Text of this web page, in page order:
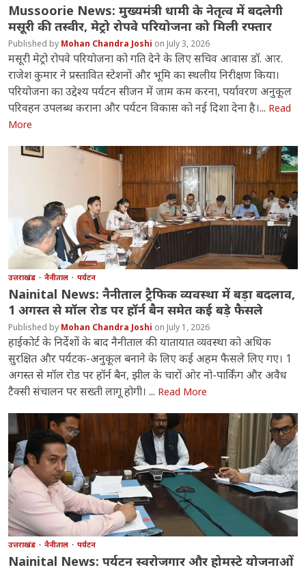
Mussoorie News: मुख्यमंत्री धामी के नेतृत्व में बदलेगी
मसूरी की तस्वीर, मेट्रो रोपवे परियोजना को मिली रफ्तार
Mohan Chandra Joshi July 3, 2026
मसूरी मेट्रो रोपवे परियोजना को गति देने के लिए सचिव आवास डॉ. आर.
राजेश कुमार ने प्रस्तावित स्टेशनों और भूमि का स्थलीय निरीक्षण किया।
परियोजना का उद्देश्य पर्यटन सीजन में जाम कम करना, पर्यावरण अनुकूल
परिवहन उपलब्ध कराना और पर्यटन विकास को नई दिशा देना है।... Read
More
उत्तराखंड नैनीताल पर्यटन
Nainital News: नैनीताल ट्रैफिक व्यवस्था में बड़ा बदलाव,
1 अगस्त से मॉल रोड पर हॉर्न बैन समेत कई बड़े फैसले
Mohan Chandra Joshi July 1, 2026
हाईकोर्ट के निर्देशों के बाद नैनीताल की यातायात व्यवस्था को अधिक
सुरक्षित और पर्यटक-अनुकूल बनाने के लिए कई अहम फैसले लिए गए। 1
अगस्त से मॉल रोड पर हॉर्न बैन, झील के चारों ओर नो-पार्किंग और अवैध
टैक्सी संचालन पर सख्ती लागू होगी। ... Read More
उत्तराखंड नैनीताल पर्यटन
Nainital News: पर्यटन स्वरोजगार और होमस्टे योजनाओं